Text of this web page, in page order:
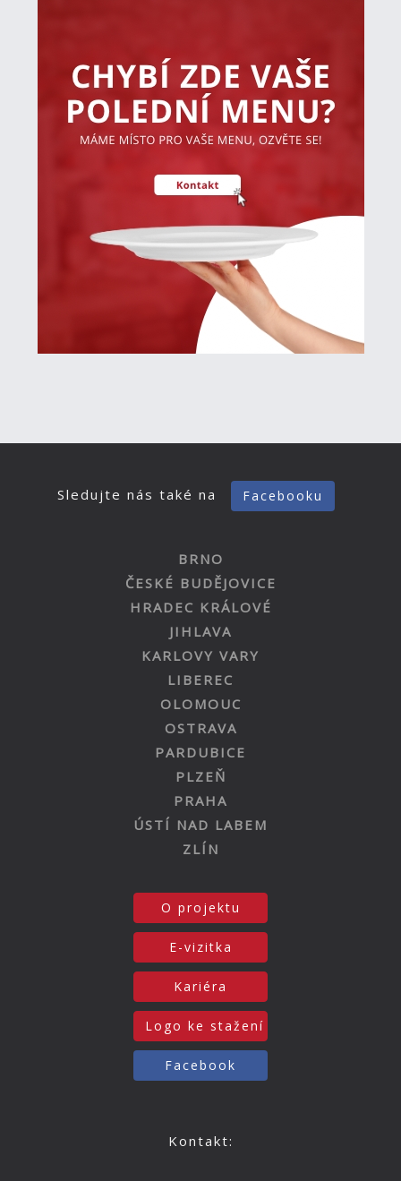
Sledujte nás také na Facebooku
BRNO
ČESKÉ BUDĚJOVICE
HRADEC KRÁLOVÉ
JIHLAVA
KARLOVY VARY
LIBEREC
OLOMOUC
OSTRAVA
PARDUBICE
PLZEŇ
PRAHA
ÚSTÍ NAD LABEM
ZLÍN
O projektu
E-vizitka
Kariéra
Logo ke stažení
Facebook
Kontakt: